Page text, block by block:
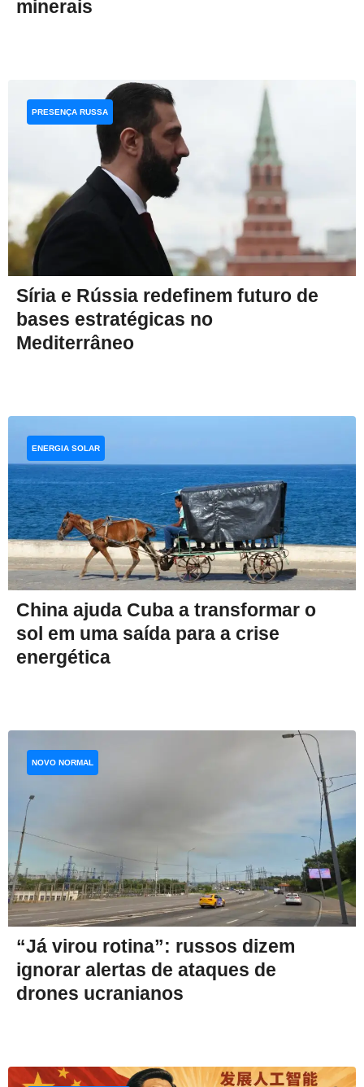
minerais
Síria e Rússia redefinem futuro de
bases estratégicas no
Mediterrâneo
PRESENÇA RUSSA
China ajuda Cuba a transformar o
sol em uma saída para a crise
energética
ENERGIA SOLAR
“Já virou rotina”: russos dizem
ignorar alertas de ataques de
drones ucranianos
NOVO NORMAL